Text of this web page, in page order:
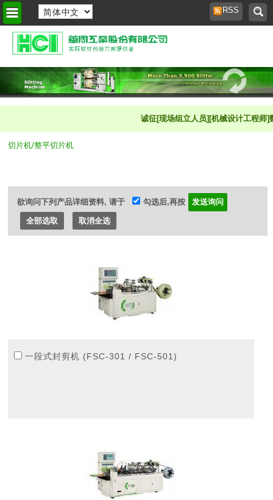
RSS
诚征[现场组立人员][机械设计工程师
切片机/整平切片机
欲询问下列产品详细资料, 请于 勾选后,再按
全部选取 取消全选
一段式封剪机 (FSC-301 / FSC-501)